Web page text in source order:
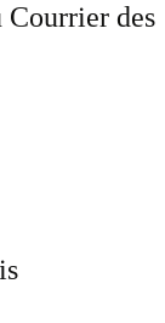
Courrier des